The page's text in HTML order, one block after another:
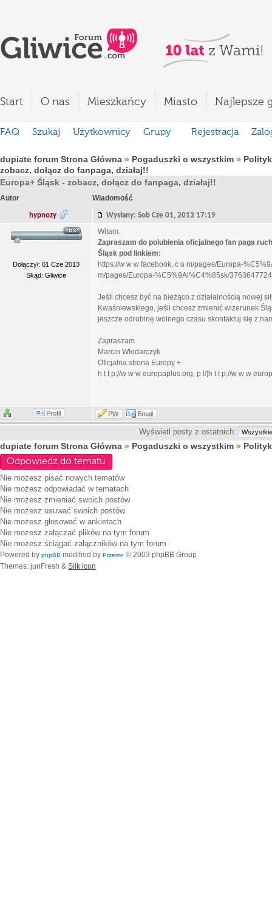
Start O nas Mieszkańcy Miasto Najlepsze
FAQ Szukaj Użytkownicy Grupy Rejestracja
dupiate forum Strona Główna » Pogaduszki o wszystkim »
zobacz, dołącz do fanpaga, działaj!!
Europa+ Śląsk - zobacz, dołącz do fanpaga, działaj!!
Autor Wiadomość
hypnozy Wysłany: Sob Cze 01, 2013 17:19
Dołączył: 01 Cze 2013
Skąd: Gliwice
Witam.
Zapraszam do polubienia oficjalnego fan paga
Śląsk pod linkiem:
https://w w w facebook, c o m/pages/Europa-
m/pages/Europa-%C5%9Al%C4%85sk/
Jeśli chcesz być na bieżąco z działalnością nowej
Kwaśniewskiego, jeśli chcesz zmienić wizerunek
jeszcze odrobinę wolnego czasu skontaktuj się z
Zapraszam
Marcin Włodarczyk
Oficjalna strona Europy +
h t t p;//w w w europaplus.org, p l/]h t t p;//w w w
Profil PW Email
Wyświetl posty z ostatnich:
dupiate forum Strona Główna » Pogaduszki o wszystkim »
Odpowiedz do tematu
Nie możesz pisać nowych tematów
Nie możesz odpowiadać w tematach
Nie możesz zmieniać swoich postów
Nie możesz usuwać swoich postów
Nie możesz głosować w ankietach
Nie możesz załączać plików na tym forum
Nie możesz ściągać załączników na tym forum
Powered by phpBB modified by Przemo © 2003 phpBB Group
Themes: junFresh & Silk icon